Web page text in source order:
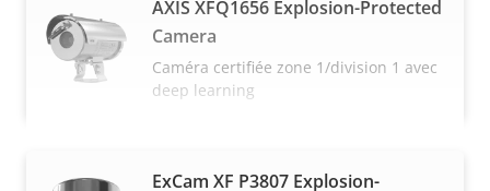
AXIS XFQ1656 Explosion-Protected
Camera
Caméra certifiée zone 1/division 1 avec
deep learning
ExCam XF P3807 Explosion-